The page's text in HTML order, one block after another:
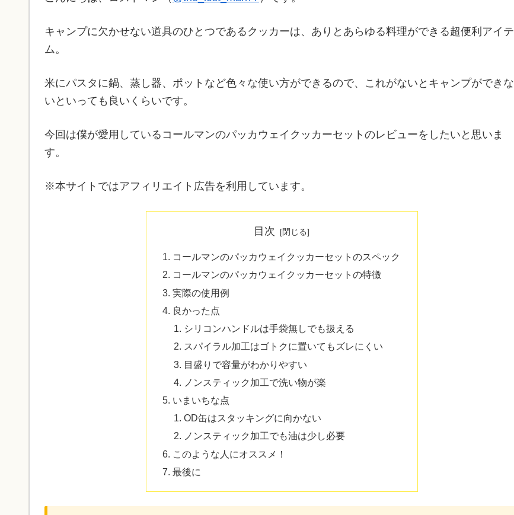
キャンプに欠かせない道具のひとつであるクッカーは、ありとあらゆる料理ができる超便利アイテ
ム。
米にパスタに鍋、蒸し器、ポットなど色々な使い方ができるので、これがないとキャンプができな
いといっても良いくらいです。
今回は僕が愛用しているコールマンのパッカウェイクッカーセットのレビューをしたいと思いま
す。
※本サイトではアフィリエイト広告を利用しています。
目次
コールマンのパッカウェイクッカーセットのスペック
コールマンのパッカウェイクッカーセットの特徴
実際の使用例
良かった点
シリコンハンドルは手袋無しでも扱える
スパイラル加工はゴトクに置いてもズレにくい
目盛りで容量がわかりやすい
ノンスティック加工で洗い物が楽
いまいちな点
OD缶はスタッキングに向かない
ノンスティック加工でも油は少し必要
このような人にオススメ！
最後に